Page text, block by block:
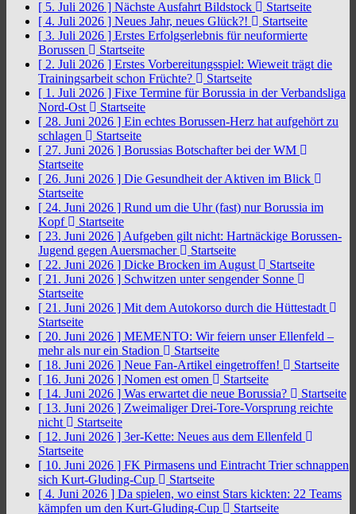
[ 5. Juli 2026 ] Nächste Ausfahrt Bildstock
Startseite
[ 4. Juli 2026 ] Neues Jahr, neues Glück?!
Startseite
[ 3. Juli 2026 ] Erstes Erfolgserlebnis für neuformierte
Borussen
Startseite
[ 2. Juli 2026 ] Erstes Vorbereitungsspiel: Wieweit trägt die
Trainingsarbeit schon Früchte?
Startseite
[ 1. Juli 2026 ] Fixe Termine für Borussia in der Verbandsliga
Nord-Ost
Startseite
[ 28. Juni 2026 ] Ein echtes Borussen-Herz hat aufgehört zu
schlagen
Startseite
[ 27. Juni 2026 ] Borussias Botschafter bei der WM
Startseite
[ 26. Juni 2026 ] Die Gesundheit der Aktiven im Blick
Startseite
[ 24. Juni 2026 ] Rund um die Uhr (fast) nur Borussia im
Kopf
Startseite
[ 23. Juni 2026 ] Aufgeben gilt nicht: Hartnäckige Borussen-
Jugend gegen Auersmacher
Startseite
[ 22. Juni 2026 ] Dicke Brocken im August
Startseite
[ 21. Juni 2026 ] Schwitzen unter sengender Sonne
Startseite
[ 21. Juni 2026 ] Mit dem Autokorso durch die Hüttestadt
Startseite
[ 20. Juni 2026 ] MEMENTO: Wir feiern unser Ellenfeld –
mehr als nur ein Stadion
Startseite
[ 18. Juni 2026 ] Neue Fan-Artikel eingetroffen!
Startseite
[ 16. Juni 2026 ] Nomen est omen
Startseite
[ 14. Juni 2026 ] Was erwartet die neue Borussia?
Startseite
[ 13. Juni 2026 ] Zweimaliger Drei-Tore-Vorsprung reichte
nicht
Startseite
[ 12. Juni 2026 ] 3er-Kette: Neues aus dem Ellenfeld
Startseite
[ 10. Juni 2026 ] FK Pirmasens und Eintracht Trier schnappen
sich Kurt-Gluding-Cup
Startseite
[ 4. Juni 2026 ] Da spielen, wo einst Stars kickten: 22 Teams
kämpfen um den Kurt-Gluding-Cup
Startseite